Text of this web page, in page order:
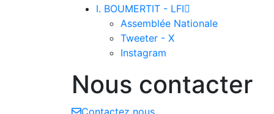
I. BOUMERTIT - LFI
Assemblée Nationale
Tweeter - X
Instagram
Nous contacter
Contactez nous